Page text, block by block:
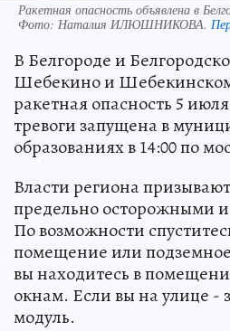
Ракетная опасность объявлена в
Фото: Наталия ИЛЮШНИКОВА.
В Белгороде и
Шебекино и Шебекинском
ракетная опасность 5
тревоги запущена в
образованиях в 14:00 по
Власти региона
предельно осторожными
По возможности
помещение или
вы находитесь в
окнам. Если вы на улице
модуль.